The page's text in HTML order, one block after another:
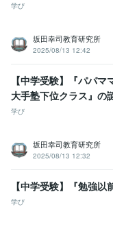
学び
坂田幸司教育研究所
2025/08/13 12:42
【中学受験】『パパ
大手塾下位クラス』の
学び
坂田幸司教育研究所
2025/08/13 12:32
【中学受験】『勉強以
学び